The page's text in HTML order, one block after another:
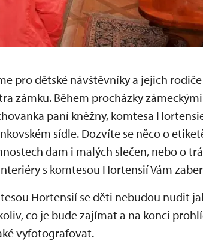
pro dětské návštěvníky a jejich
zámku. Během procházky
paní kněžny, komtesa
sídle. Dozvíte se něco o
dam i malých slečen, nebo o
s komtesou Hortensií Vám
Hortensií se děti nebudou nudit
co je bude zajímat a na konci
vyfotografovat.